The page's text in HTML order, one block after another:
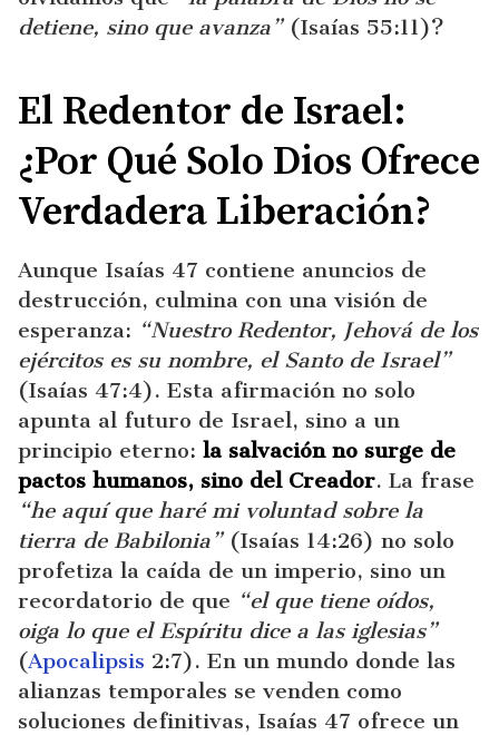
detiene, sino que avanza”(Isaías 55:11)?
El Redentor de Israel:
¿Por Qué Solo Dios Ofrece
Verdadera Liberación?
Aunque Isaías 47 contiene anuncios de
destrucción, culmina con una visión de
esperanza: “Nuestro Redentor, Jehová de los
ejércitos es su nombre, el Santo de Israel”
(Isaías 47:4). Esta afirmación no solo
apunta al futuro de Israel, sino a un
principio eterno: la salvación no surge de
pactos humanos, sino del Creador. La frase
“he aquí que haré mi voluntad sobre la
tierra de Babilonia”(Isaías 14:26) no solo
profetiza la caída de un imperio, sino un
recordatorio de que “el que tiene oídos,
oiga lo que el Espíritu dice a las iglesias”
(Apocalipsis 2:7). En un mundo donde las
alianzas temporales se venden como
soluciones definitivas, Isaías 47 ofrece un